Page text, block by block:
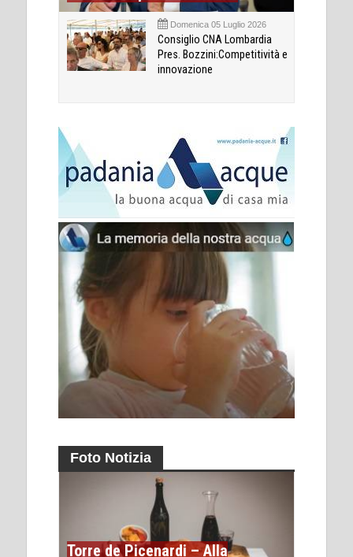
Domenica 05 Luglio 2026
Consiglio CNA Lombardia
Pres. Bozzini:Competitività e
innovazione
Foto Notizia
Torre de Picenardi – Alla